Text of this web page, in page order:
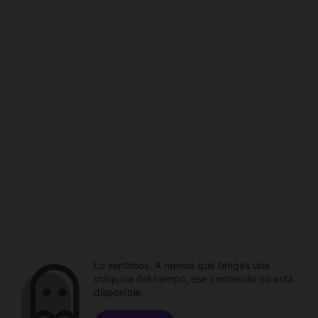
Lo sentimos. A menos que tengas una
máquina del tiempo, ese contenido no está
disponible.